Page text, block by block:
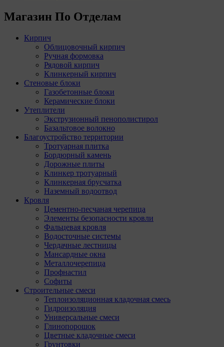
Магазин По Отделам
Кирпич
Облицовочный кирпич
Ручная формовка
Рядовой кирпич
Клинкерный кирпич
Стеновые блоки
Газобетонные блоки
Керамические блоки
Утеплители
Экструзионный пенополистирол
Базальтовое волокно
Благоустройство территории
Тротуарная плитка
Бордюрный камень
Дорожные плиты
Клинкер тротуарный
Клинкерная брусчатка
Наземный водоотвод
Кровля
Цементно-песчаная черепица
Элементы безопасности кровли
Фальцевая кровля
Водосточные системы
Чердачные лестницы
Мансардные окна
Металлочерепица
Профнастил
Софиты
Строительные смеси
Теплоизоляционная кладочная смесь
Гидроизоляция
Универсальные смеси
Глинопорошок
Цветные кладочные смеси
Грунтовки